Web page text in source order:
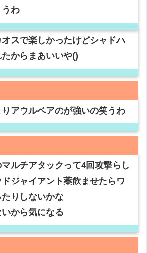
うわ
オスで楽しかったけどシャドハ
からまあいいや()
アウルベアのが強いの笑うわ
ルチアタックって4回攻撃らし
ジャイアント薬飲ませたらワ
りしないかな
から気になる